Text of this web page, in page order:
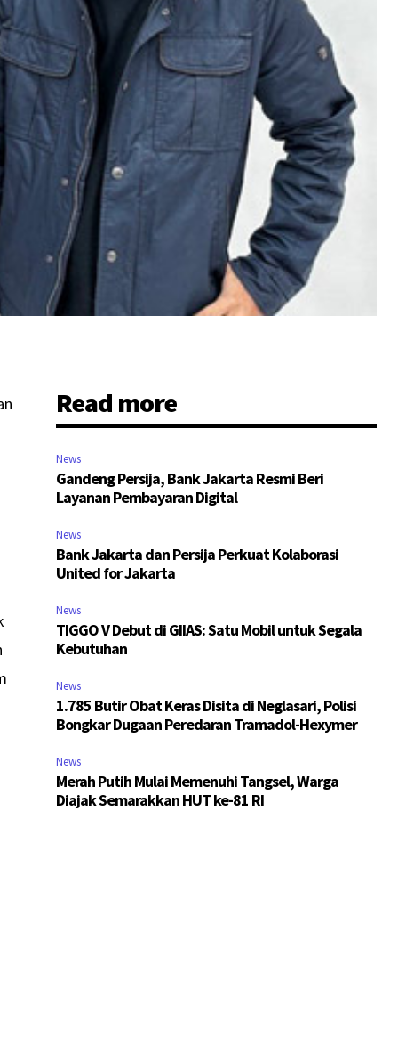
Read more
News
Gandeng Persija, Bank Jakarta Resmi Beri
Layanan Pembayaran Digital
News
Bank Jakarta dan Persija Perkuat Kolaborasi
United for Jakarta
News
TIGGO V Debut di GIIAS: Satu Mobil untuk Segala
Kebutuhan
News
1.785 Butir Obat Keras Disita di Neglasari, Polisi
Bongkar Dugaan Peredaran Tramadol-Hexymer
News
Merah Putih Mulai Memenuhi Tangsel, Warga
Diajak Semarakkan HUT ke-81 RI